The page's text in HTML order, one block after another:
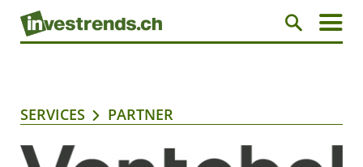
SERVICES PARTNER